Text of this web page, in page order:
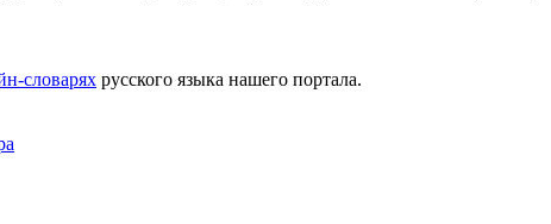
словарях русского языка нашего портала.